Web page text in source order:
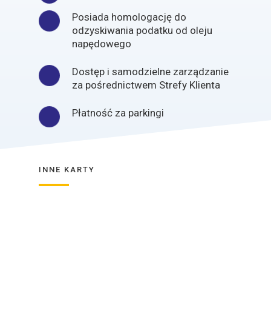
Posiada homologację do
odzyskiwania podatku od oleju
napędowego
Dostęp i samodzielne zarządzanie
za pośrednictwem Strefy Klienta
Płatność za parkingi
INNE KARTY